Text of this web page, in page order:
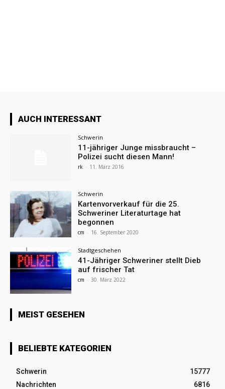
AUCH INTERESSANT
Schwerin
11-jähriger Junge missbraucht –
Polizei sucht diesen Mann!
rk - 11. März 2016
Schwerin
Kartenvorverkauf für die 25.
Schweriner Literaturtage hat
begonnen
cm - 16. September 2020
Stadtgeschehen
41-Jähriger Schweriner stellt Dieb
auf frischer Tat
cm - 30. März 2022
MEIST GESEHEN
BELIEBTE KATEGORIEN
Schwerin
15777
Nachrichten
6816